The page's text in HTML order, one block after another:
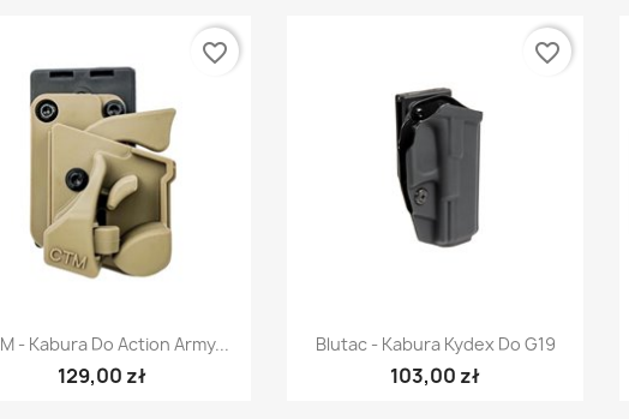
Szybki podgląd
- Kabura Do Action Army...
129,00 zł
favorite_border
Szybki podgląd
Blutac - Kabura Kydex Do G19
103,00 zł
favorite_border